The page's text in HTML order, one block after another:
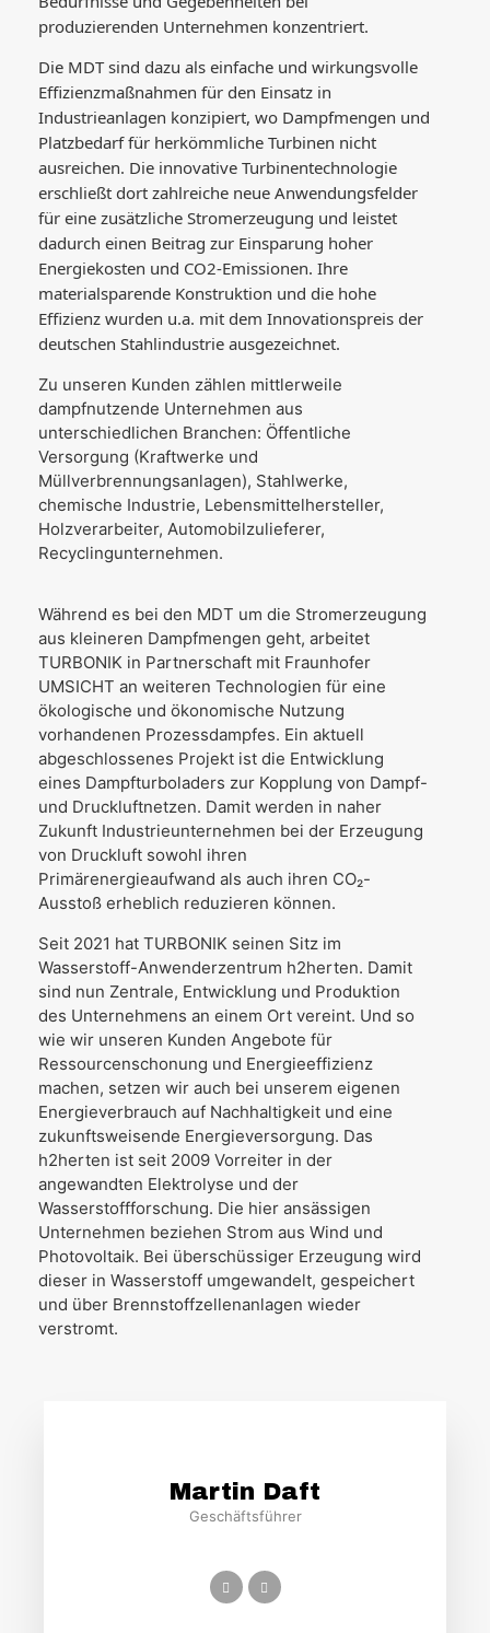
produzierenden Unternehmen konzentriert.
Die MDT sind dazu als einfache und wirkungsvolle
Effizienzmaßnahmen für den Einsatz in
Industrieanlagen konzipiert, wo Dampfmengen und
Platzbedarf für herkömmliche Turbinen nicht
ausreichen. Die innovative Turbinentechnologie
erschließt dort zahlreiche neue Anwendungsfelder
für eine zusätzliche Stromerzeugung und leistet
dadurch einen Beitrag zur Einsparung hoher
Energiekosten und CO2-Emissionen. Ihre
materialsparende Konstruktion und die hohe
Effizienz wurden u.a. mit dem Innovationspreis der
deutschen Stahlindustrie ausgezeichnet.
Zu unseren Kunden zählen mittlerweile
dampfnutzende Unternehmen aus
unterschiedlichen Branchen: Öffentliche
Versorgung (Kraftwerke und
Müllverbrennungsanlagen), Stahlwerke,
chemische Industrie, Lebensmittelhersteller,
Holzverarbeiter, Automobilzulieferer,
Recyclingunternehmen.
Während es bei den MDT um die Stromerzeugung
aus kleineren Dampfmengen geht, arbeitet
TURBONIK in Partnerschaft mit Fraunhofer
UMSICHT an weiteren Technologien für eine
ökologische und ökonomische Nutzung
vorhandenen Prozessdampfes. Ein aktuell
abgeschlossenes Projekt ist die Entwicklung
eines Dampfturboladers zur Kopplung von Dampf-
und Druckluftnetzen. Damit werden in naher
Zukunft Industrieunternehmen bei der Erzeugung
von Druckluft sowohl ihren
Primärenergieaufwand als auch ihren CO₂-
Ausstoß erheblich reduzieren können.
Seit 2021 hat TURBONIK seinen Sitz im
Wasserstoff-Anwenderzentrum h2herten. Damit
sind nun Zentrale, Entwicklung und Produktion
des Unternehmens an einem Ort vereint. Und so
wie wir unseren Kunden Angebote für
Ressourcenschonung und Energieeffizienz
machen, setzen wir auch bei unserem eigenen
Energieverbrauch auf Nachhaltigkeit und eine
zukunftsweisende Energieversorgung. Das
h2herten ist seit 2009 Vorreiter in der
angewandten Elektrolyse und der
Wasserstoffforschung. Die hier ansässigen
Unternehmen beziehen Strom aus Wind und
Photovoltaik. Bei überschüssiger Erzeugung wird
dieser in Wasserstoff umgewandelt, gespeichert
und über Brennstoffzellenanlagen wieder
verstromt.
Martin Daft
Geschäftsführer